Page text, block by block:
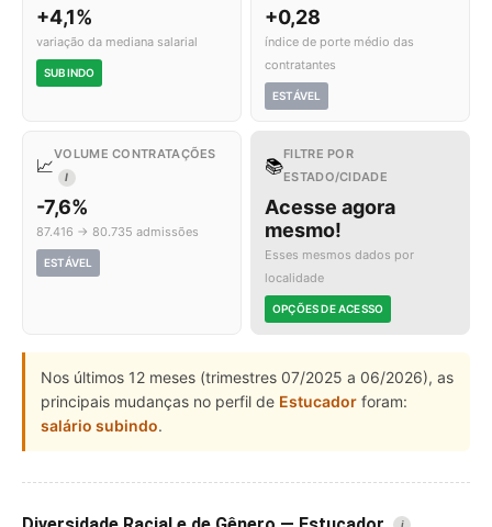
+4,1%
variação da mediana salarial
SUBINDO
+0,28
índice de porte médio das
contratantes
ESTÁVEL
📈
VOLUME CONTRATAÇÕES
I
-7,6%
87.416 → 80.735 admissões
ESTÁVEL
📚
FILTRE POR
ESTADO/CIDADE
Acesse agora
mesmo!
Esses mesmos dados por
localidade
OPÇÕES DE ACESSO
Nos últimos 12 meses (trimestres 07/2025 a 06/2026), as
principais mudanças no perfil de Estucador foram:
salário subindo.